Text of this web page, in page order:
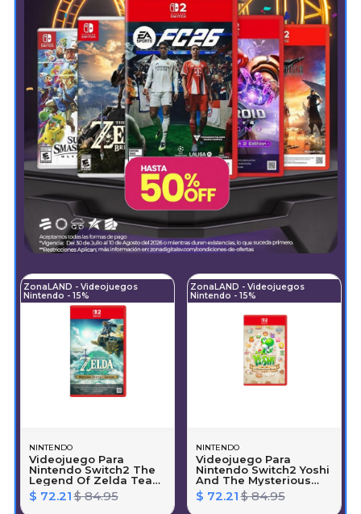
ZonaLAND - Videojuegos
Nintendo - 15%
NINTENDO
Videojuego Para
Nintendo Switch2 The
Legend Of Zelda Tears
Of The Kingdom
$ 72.21$ 84.95
ZonaLAND - Videojuegos
Nintendo - 15%
NINTENDO
Videojuego Para
Nintendo Switch2 Yoshi
And The Mysterious
Book
$ 72.21$ 84.95